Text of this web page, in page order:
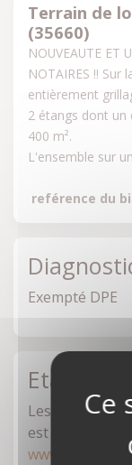
Terrain de
(35660)
NOUVEAUTE ET
NOTAIRES !!
entièrement
2 étangs dont un
400 m².
L'ensemble sur
reférence du
Exempté DPE
Etat des
Les
est exposé